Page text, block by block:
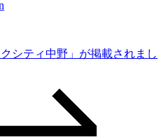
シティ中野」が掲載されまし